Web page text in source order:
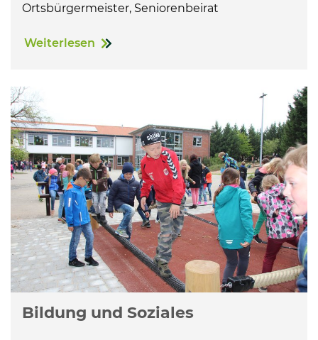
Ortsbürgermeister, Seniorenbeirat
Weiterlesen
Bildung und Soziales